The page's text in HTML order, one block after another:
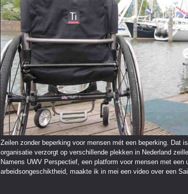
Zeilen zonder beperking voor mensen mét een beperking. Dat
organisatie verzorgt op verschillende plekken in Nederland
Namens UWV Perspectief, een platform voor mensen met een
arbeidsongeschiktheid, maakte ik in mei een video over een